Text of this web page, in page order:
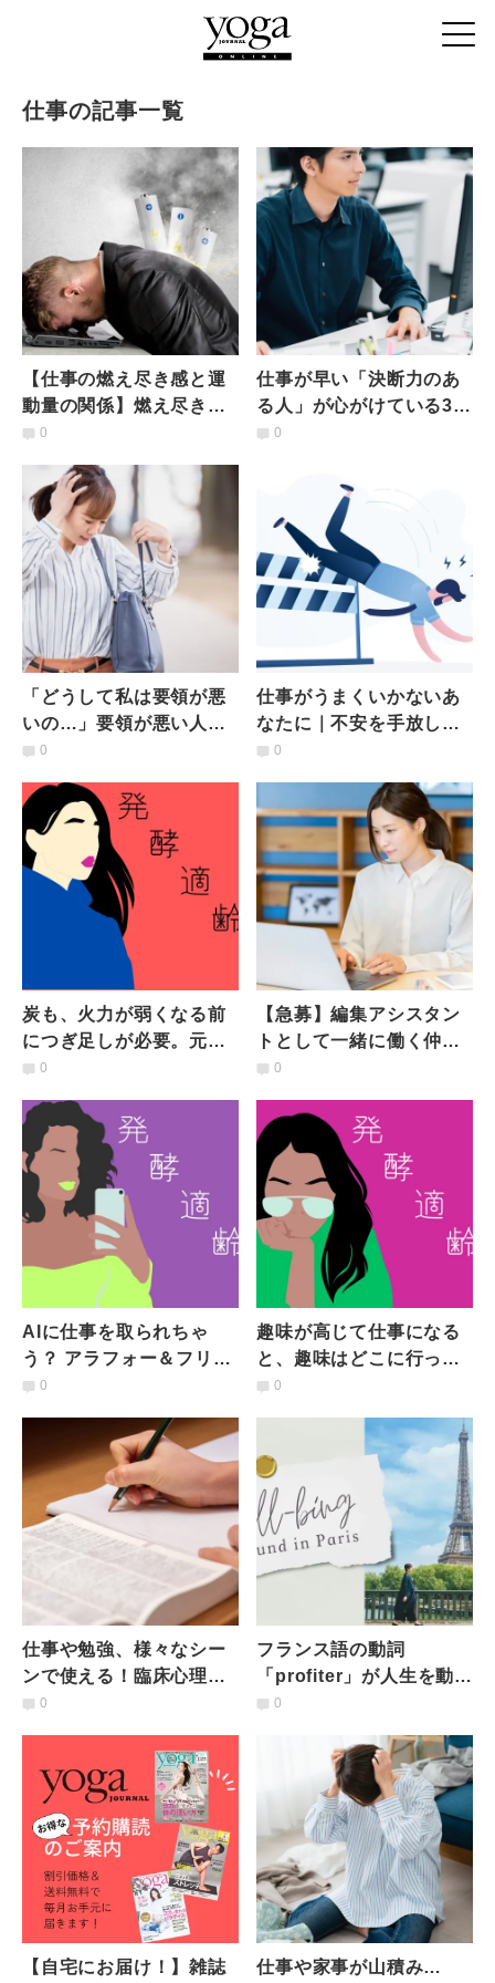
仕事の記事一覧
【仕事の燃え尽き感と運
動量の関係】燃え尽き症
候群の回復に有効な「運
が示唆
0
仕事が早い「決断力のあ
る人」が心がけている3つ
のルール｜精神科医が解
0
「どうして私は要領が悪
いの…」要領が悪い人に
共通する4つの特徴と対処
解説】
0
仕事がうまくいかないあ
なたに｜不安を手放し前
に進むエネルギーを養う
0
炭も、火力が弱くなる前
につぎ足しが必要。元気
なときに休養を取ること
齢期】
0
【急募】編集アシスタン
トとして一緒に働く仲間
を募集しています！
0
AIに仕事を取られちゃ
う？ アラフォー＆フリー
ランスライターのリアル
0
趣味が高じて仕事になる
と、趣味はどこに行って
しまうのか？を考えてみ
0
仕事や勉強、様々なシー
ンで使える！臨床心理士
が伝えたい【集中力を高
0
フランス語の動詞
「profiter」が人生を動か
してくれた話【パリで見
0
【自宅にお届け！】雑誌 仕事や家事が山積み…